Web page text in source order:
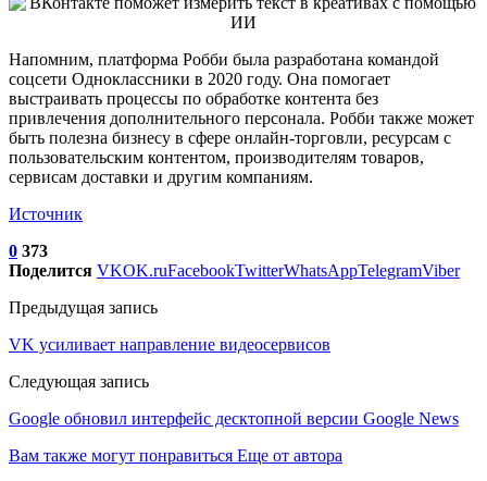
Напомним, платформа Робби была разработана командой
соцсети Одноклассники в 2020 году. Она помогает
выстраивать процессы по обработке контента без
привлечения дополнительного персонала. Робби также может
быть полезна бизнесу в сфере онлайн-торговли, ресурсам с
пользовательским контентом, производителям товаров,
сервисам доставки и другим компаниям.
Источник
0 373
Поделится VKOK.ruFacebookTwitterWhatsAppTelegramViber
Предыдущая запись
VK усиливает направление видеосервисов
Следующая запись
Google обновил интерфейс десктопной версии Google News
Вам также могут понравиться Еще от автора